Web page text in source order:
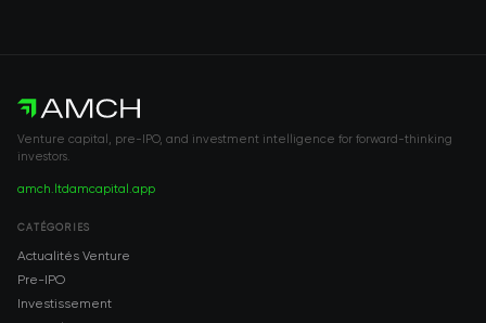
Venture capital, pre-IPO, and investment intelligence for forward-thinking
investors.
amch.ltdamcapital.app
CATÉGORIES
Actualités Venture
Pre-IPO
Investissement